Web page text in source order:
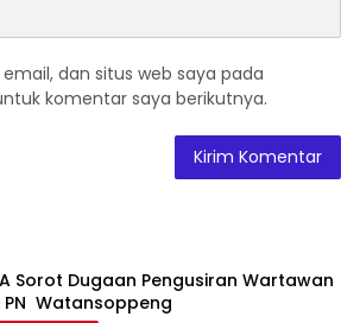
dan situs web saya pada
komentar saya berikutnya.
Sorot Dugaan Pengusiran Wartawan
PN Watansoppeng